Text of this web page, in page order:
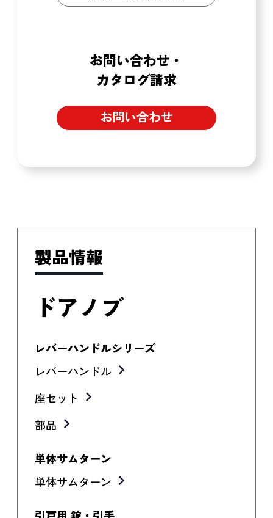
お問い合わせ・
カタログ請求
お問い合わせ
製品情報
ドアノブ
レバーハンドルシリーズ
レバーハンドル
座セット
部品
単体サムターン
単体サムターン